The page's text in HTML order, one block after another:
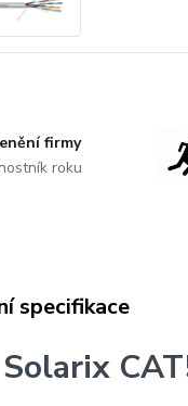
firmy
roku
specifikace